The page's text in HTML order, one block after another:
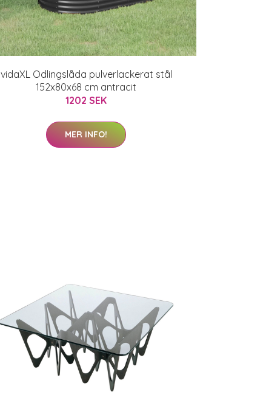
vidaXL Odlingslåda pulverlackerat stål
152x80x68 cm antracit
1202 SEK
MER INFO!